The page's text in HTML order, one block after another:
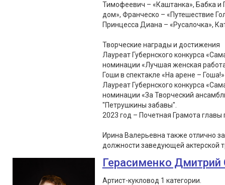
Тимофеевич – «Каштанка», Бабка и
дом», Франческо – «Путешествие
Принцесса Диана – «Русалочка»,
Творческие награды и достижения
Лауреат Губернского конкурса
номинации «Лучшая женская
Гоши в спектакле «На арене – Гоша!»
Лауреат Губернского конкурса
номинации «За Творческий
"Петрушкины забавы".
2023 год – Почетная Грамота главы
Ирина Валерьевна также отлично
должности заведующей актерской
Герасименко Дмитрий
Артист-кукловод 1 категории.